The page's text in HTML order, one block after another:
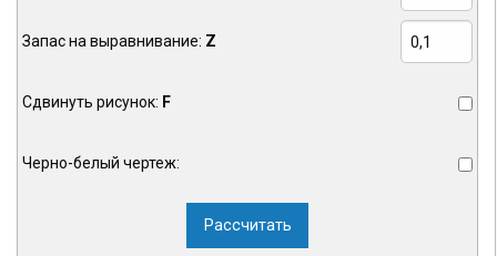
Запас на выравнивание: Z
Сдвинуть рисунок: F
Черно-белый чертеж:
Рассчитать